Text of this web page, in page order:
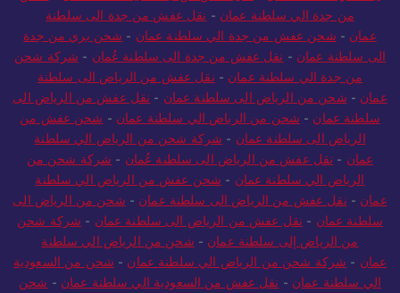
من جدة الي سلطنة عمان - نقل عفش من جدة الى سلطنة
عمان - شحن عفش من جدة الي سلطنة عمان - شحن بري من جدة
الى سلطنة عمان - نقل عفش من جدة الى سلطنة عُمان - شركة شحن
من جدة الي سلطنة عمان - نقل عفش من الرياض الى سلطنة
عمان - شحن من الرياض الى سلطنة عمان - نقل عفش من الرياض الى
سلطنة عمان - شحن من الرياض الي سلطنة عمان - شحن عفش من
الرياض الى سلطنة عمان - شركة شحن من الرياض الي سلطنة
عمان - نقل عفش من الرياض الى سلطنة عُمان - شركة شحن من
الرياض الي سلطنة عمان - شحن عفش من الرياض الي سلطنة
عمان - نقل عفش من الرياض الى سلطنة عمان - شحن من الرياض الى
سلطنة عمان - نقل عفش من الرياض الى سلطنة عمان - شركة شحن
من الرياض إلى سلطنة عمان - شحن من الرياض الي سلطنة
عمان - شركة شحن من الرياض الي سلطنة عمان - شحن من السعودية
الي سلطنة عمان - نقل عفش من السعودية الي سلطنة عمان - شحن